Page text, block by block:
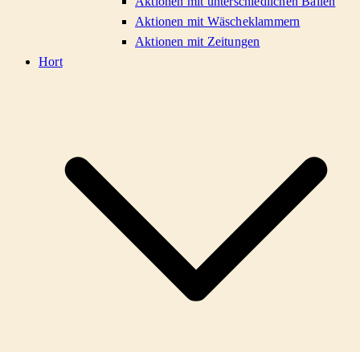
Aktionen mit Wäscheklammern
Aktionen mit Zeitungen
Hort